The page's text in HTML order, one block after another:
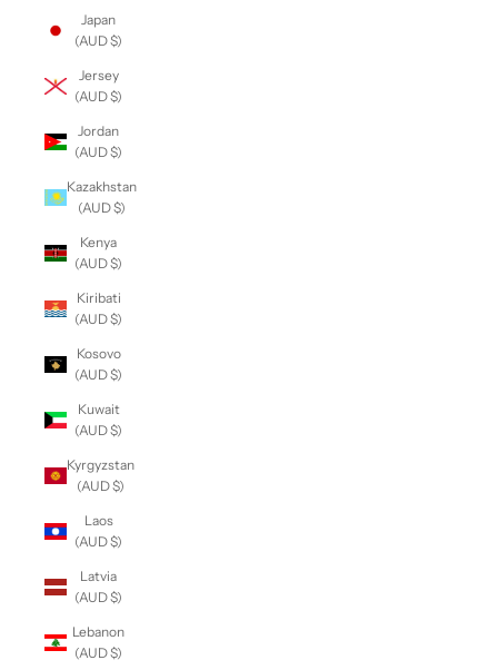
Japan
(AUD $)
Jersey
(AUD $)
Jordan
(AUD $)
Kazakhstan
(AUD $)
Kenya
(AUD $)
Kiribati
(AUD $)
Kosovo
(AUD $)
Kuwait
(AUD $)
Kyrgyzstan
(AUD $)
Laos
(AUD $)
Latvia
(AUD $)
Lebanon
(AUD $)